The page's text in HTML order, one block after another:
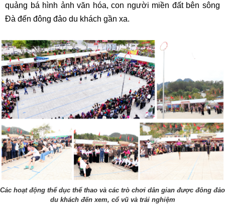
quảng bá hình ảnh văn hóa, con người miền đất bên sông
Đà đến đông đảo du khách gần xa.
Các hoạt động thể dục thể thao và các trò chơi dân gian được đông đảo
du khách đến xem, cổ vũ và trải nghiệm